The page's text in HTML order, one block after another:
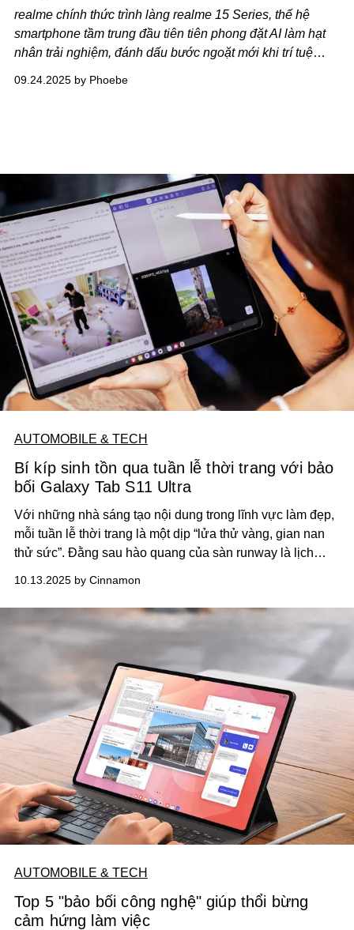
realme chính thức trình làng realme 15 Series, thế hệ
smartphone tầm trung đầu tiên tiên phong đặt AI làm hạt
nhân trải nghiệm, đánh dấu bước ngoặt mới khi trí tuệ
AI Tiệc Đêm” - realme 15 Series mở ra không gian nơi
09.24.2025 by Phoebe
AUTOMOBILE & TECH
Bí kíp sinh tồn qua tuần lễ thời trang với bảo
bối Galaxy Tab S11 Ultra
Với những nhà sáng tạo nội dung trong lĩnh vực làm đẹp,
mỗi tuần lễ thời trang là một dịp “lửa thử vàng, gian nan
thử sức”. Đằng sau hào quang của sàn runway là lịch
sức trước khi kịp ghi lại dấu ấn trên truyền thông.
10.13.2025 by Cinnamon
AUTOMOBILE & TECH
Top 5 "bảo bối công nghệ" giúp thổi bừng
cảm hứng làm việc